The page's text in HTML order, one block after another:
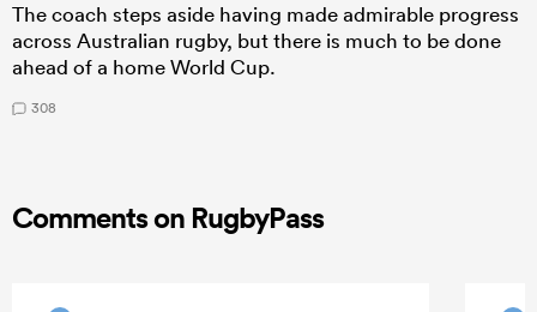
The coach steps aside having made admirable progress
across Australian rugby, but there is much to be done
ahead of a home World Cup.
308
Comments on RugbyPass